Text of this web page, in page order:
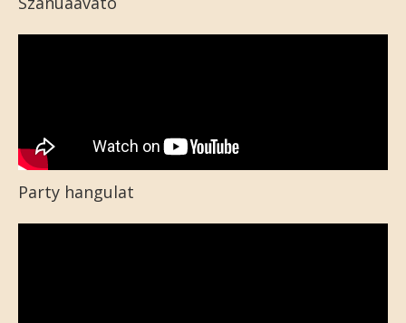
Party hangulat